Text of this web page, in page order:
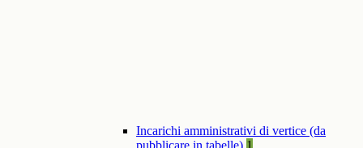
Incarichi amministrativi di vertice (da